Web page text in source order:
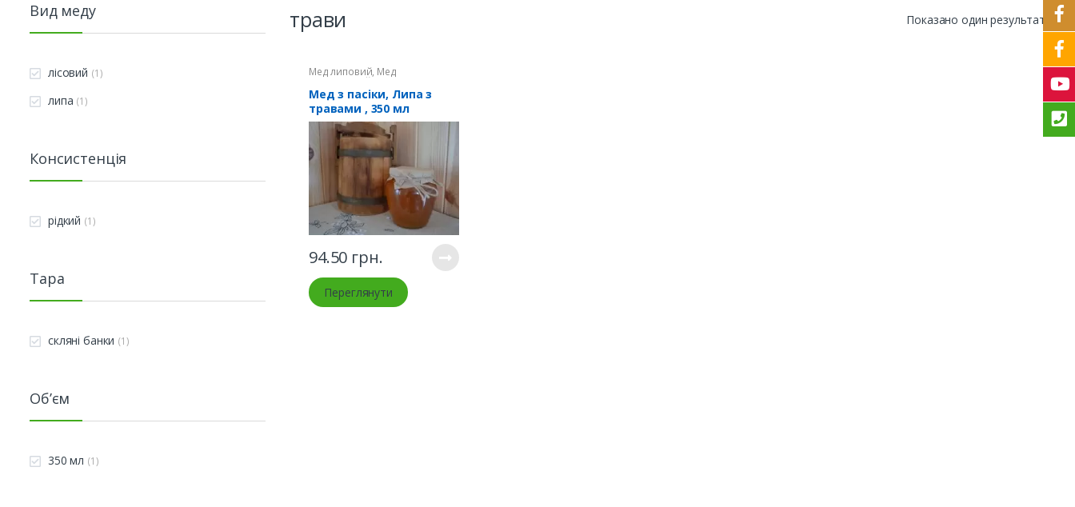
r
трави Показано один результат
Мед липовий, Мед
натуральний, Мед різнотрав'я
Мед з пасіки, Липа з
травами , 350 мл
94.50 грн.
Переглянути
Вид меду
лісовий (1)
липа (1)
Консистенція
рідкий (1)
Тара
скляні банки (1)
Об’єм
350 мл (1)